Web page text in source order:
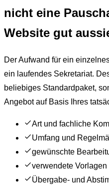
nicht eine
Website gut
Der Aufwand für ein
ein laufendes Sekretariat.
beliebiges Standardpaket,
Angebot auf Basis Ihres
Art und fachliche
Umfang und
gewünschte
verwendete
Übergabe- und